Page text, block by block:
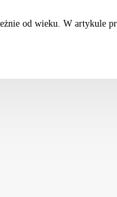
od wieku. W artykule